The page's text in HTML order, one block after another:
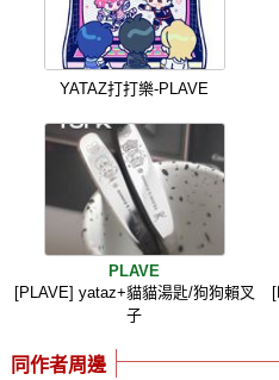
YATAZ打打樂-PLAVE
PLAVE
[PLAVE] yataz+貓貓湯匙/狗狗賴叉
子
同作者周邊